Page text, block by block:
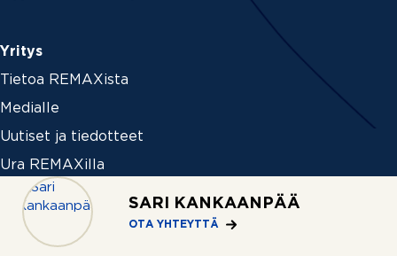
SARI KANKAANPÄÄ
OTA YHTEYTTÄ
Yritys
Tietoa REMAXista
Medialle
Uutiset ja tiedotteet
Ura REMAXilla